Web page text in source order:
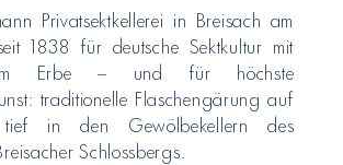
Privatsektkellerei in Breisach am
1838 für deutsche Sektkultur mit
Erbe – und für höchste
traditionelle Flaschengärung auf
in den Gewölbekellern des
Schlossbergs.